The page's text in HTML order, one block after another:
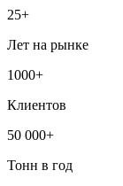
25+
Лет на рынке
1000+
Клиентов
50 000+
Тонн в год